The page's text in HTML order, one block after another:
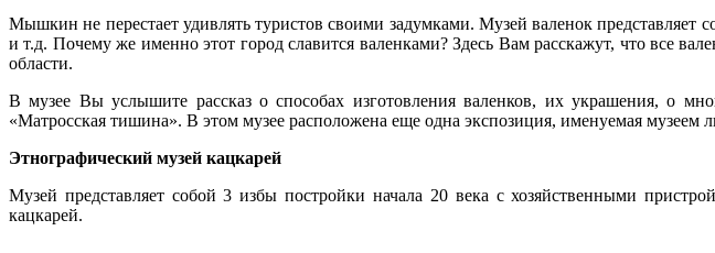
Мышкин не перестает удивлять туристов своими задумками. Музей валенок представляет
и т.д. Почему же именно этот город славится валенками? Здесь Вам расскажут, что все
области.
В музее Вы услышите рассказ о способах изготовления валенков, их украшения, о
«Матросская тишина». В этом музее расположена еще одна экспозиция, именуемая музеем
Этнографический музей кацкарей
Музей представляет собой 3 избы постройки начала 20 века с хозяйственными
кацкарей.